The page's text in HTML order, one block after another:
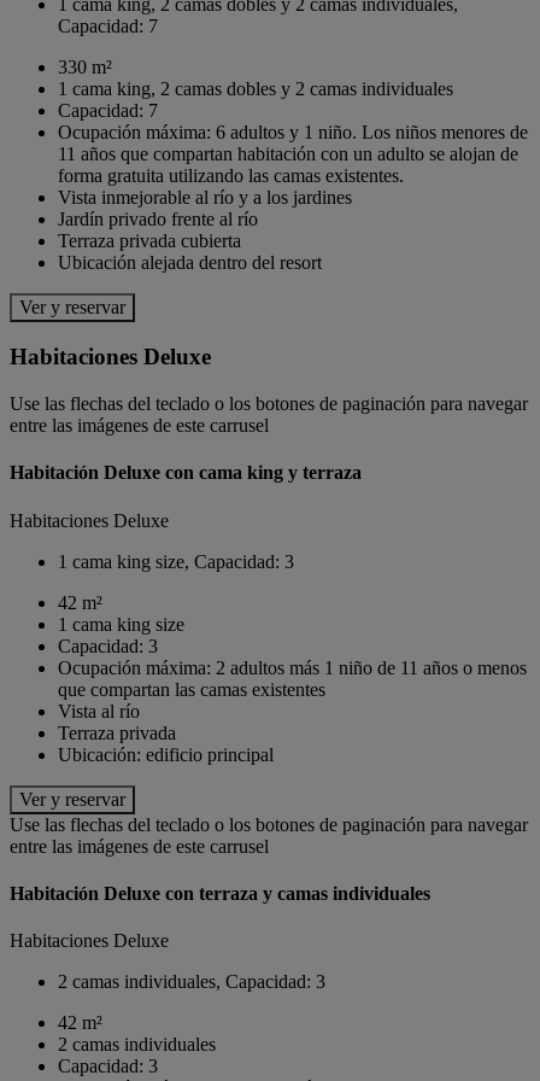
Capacidad: 7
330 m²
1 cama king, 2 camas dobles y 2 camas individuales
Capacidad: 7
Ocupación máxima: 6 adultos y 1 niño. Los niños menores de
11 años que compartan habitación con un adulto se alojan de
forma gratuita utilizando las camas existentes.
Vista inmejorable al río y a los jardines
Jardín privado frente al río
Terraza privada cubierta
Ubicación alejada dentro del resort
Ver y reservar
Habitaciones Deluxe
Use las flechas del teclado o los botones de paginación para navegar
entre las imágenes de este carrusel
Habitación Deluxe con cama king y terraza
Habitaciones Deluxe
1 cama king size, Capacidad: 3
42 m²
1 cama king size
Capacidad: 3
Ocupación máxima: 2 adultos más 1 niño de 11 años o menos
que compartan las camas existentes
Vista al río
Terraza privada
Ubicación: edificio principal
Ver y reservar
Use las flechas del teclado o los botones de paginación para navegar
entre las imágenes de este carrusel
Habitación Deluxe con terraza y camas individuales
Habitaciones Deluxe
2 camas individuales, Capacidad: 3
42 m²
2 camas individuales
Capacidad: 3